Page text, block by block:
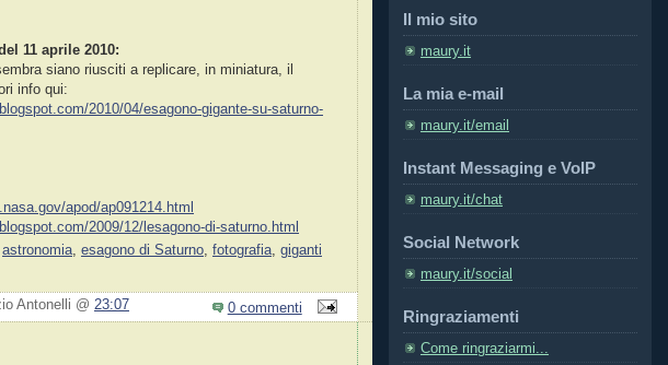
11 aprile 2010:
siano riusciti a replicare, in miniatura, il
info qui:
2010/04/esagono-gigante-su-saturno-
apod/ap091214.html
2009/12/lesagono-di-saturno.html
astronomia, esagono di Saturno, fotografia, giganti
Antonelli @ 23:07 0 commenti
Il mio sito
maury.it
La mia e-mail
maury.it/email
Instant Messaging e VoIP
maury.it/chat
Social Network
maury.it/social
Ringraziamenti
Come ringraziarmi...